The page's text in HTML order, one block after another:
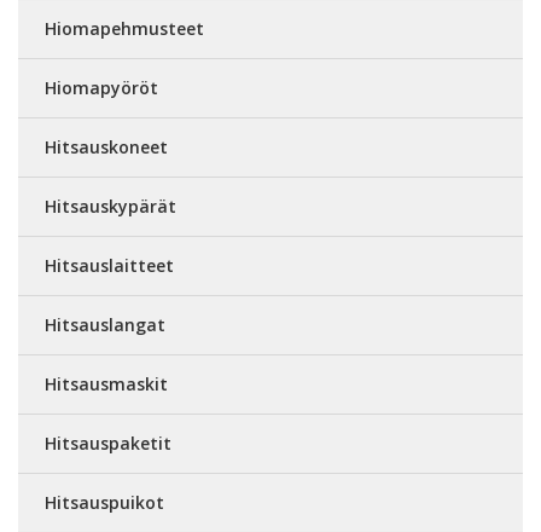
Hiomapehmusteet
Hiomapyöröt
Hitsauskoneet
Hitsauskypärät
Hitsauslaitteet
Hitsauslangat
Hitsausmaskit
Hitsauspaketit
Hitsauspuikot